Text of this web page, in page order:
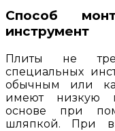
Способ
инструмент
Плиты не
специальных
обычным или
имеют низкую
основе при
шляпкой. При